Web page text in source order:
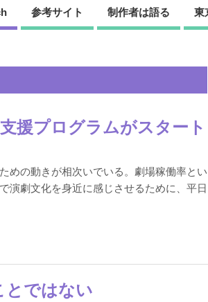
参考サイト 制作者は語る 東
援プログラムがスタート
めの動きが相次いでいる。劇場稼働率とい
演劇文化を身近に感じさせるために、平日
とではない